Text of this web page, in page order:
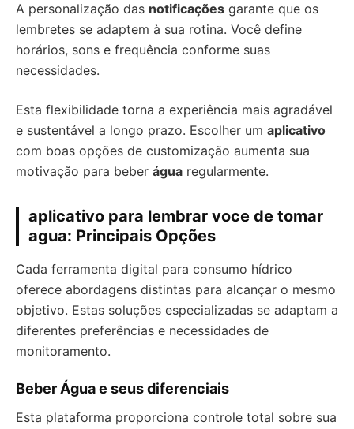
A personalização das notificações garante que os
lembretes se adaptem à sua rotina. Você define
horários, sons e frequência conforme suas
necessidades.
Esta flexibilidade torna a experiência mais agradável
e sustentável a longo prazo. Escolher um aplicativo
com boas opções de customização aumenta sua
motivação para beber água regularmente.
aplicativo para lembrar voce de tomar
agua: Principais Opções
Cada ferramenta digital para consumo hídrico
oferece abordagens distintas para alcançar o mesmo
objetivo. Estas soluções especializadas se adaptam a
diferentes preferências e necessidades de
monitoramento.
Beber Água e seus diferenciais
Esta plataforma proporciona controle total sobre sua